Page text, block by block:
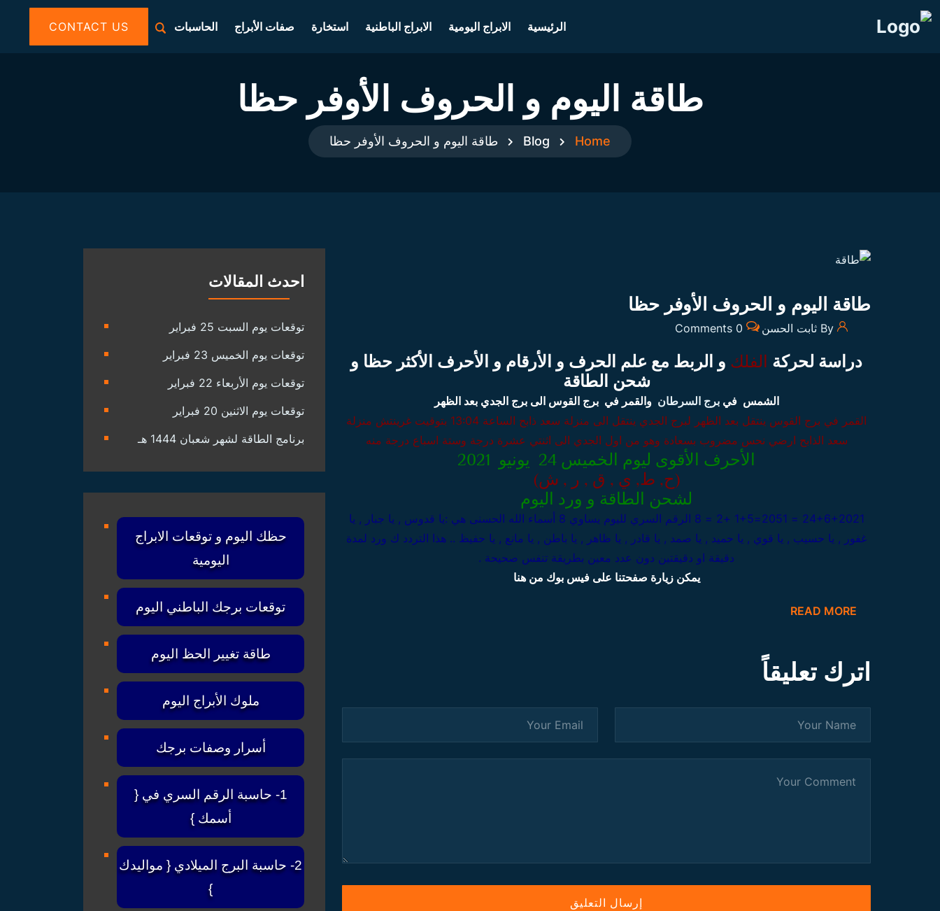
الرئيسية الابراج اليومية الابراج الباطنية استخارة صفات الأبراج الحاسبات CONTACT US
طاقة اليوم و الحروف الأوفر حظا
Home
Blog طاقة اليوم و الحروف الأوفر حظا
طاقة اليوم و الحروف الأوفر حظا
0 Comments
دراسة لحركة الفلك و الربط مع علم الحرف و الأرقام و الأحرف الأكثر حظا و
شحن الطاقة
الشمس فيبرج السرطان والقمر في برج القوس الى برج الجدي بعد الظهر
القمر في برج القوس ينتقل بعد الظهر لبرج الجدي ينتقل الى منزلة سعد ذابح الساعة 13:04 بتوقيت غرينتش
منزلة
سعد الذابح ارضي نحس مضروب بسعادة وهو من اول الجدي الى اثنتي عشرة درجة وستة اسباع درجة منه
الأحرف الأقوى ليوم الخميس 24 يونيو 2021
(ح, ط, ي , ق , ر , ش)
لشحن الطاقة و ورد اليوم
24+6+2021 = 2051=1+5 +2 = 8
الرقم السري لليوم يساوي 8 أسماء الله الحسنى هي :يا قدوس , يا جبار , يا
غفور , يا حسيب , يا قوي , يا حميد , يا صمد , يا قادر , يا ظاهر , يا باطن , يا مانع , يا حفيظ .. هذا التردد ك ورد لمدة
دقيقة او دقيقتين دون عدد معين بطريقة تنفس صحيحة .
يمكن زيارة صفحتنا على فيس بوك من هنا
READ MORE
اترك تعليقاً
احدث المقالات
توقعات يوم السبت 25 فبراير
توقعات يوم الخميس 23 فبراير
توقعات يوم الأربعاء 22 فبراير
توقعات يوم الاثنين 20 فبراير
برنامج الطاقة لشهر شعبان 1444 هـ
حظك اليوم و توقعات الابراج
اليومية
توقعات برجك الباطني اليوم
طاقة تغيير الحظ اليوم
ملوك الأبراج اليوم
أسرار وصفات برجك
1- حاسبة الرقم السري في {
أسمك }
2- حاسبة البرج الميلادي { مواليدك
}